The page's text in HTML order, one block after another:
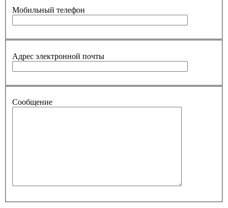
Мобильный телефон
Адрес электронной почты
Сообщение